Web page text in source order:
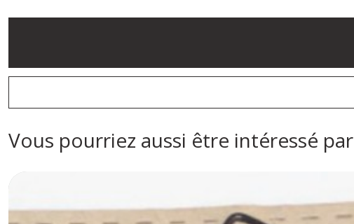
Vous pourriez aussi être intéressé par